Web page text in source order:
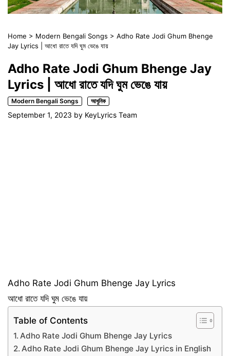
Home > Modern Bengali Songs > Adho Rate Jodi Ghum Bhenge
Jay Lyrics | আধো রাতে যদি ঘুম ভেঙে যায়
Adho Rate Jodi Ghum Bhenge Jay
Lyrics | আধো রাতে যদি ঘুম ভেঙে যায়
Modern Bengali Songs আধুনিক
September 1, 2023 by KeyLyrics Team
Adho Rate Jodi Ghum Bhenge Jay Lyrics
আধো রাতে যদি ঘুম ভেঙে যায়
Table of Contents
Adho Rate Jodi Ghum Bhenge Jay Lyrics
Adho Rate Jodi Ghum Bhenge Jay Lyrics in English